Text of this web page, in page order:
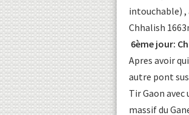
intouchable) ,
Chhalish
6ème jour:
Apres avoir
autre pont
Tir Gaon
massif du